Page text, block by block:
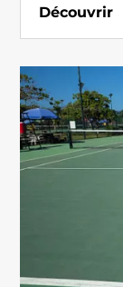
Découvrir